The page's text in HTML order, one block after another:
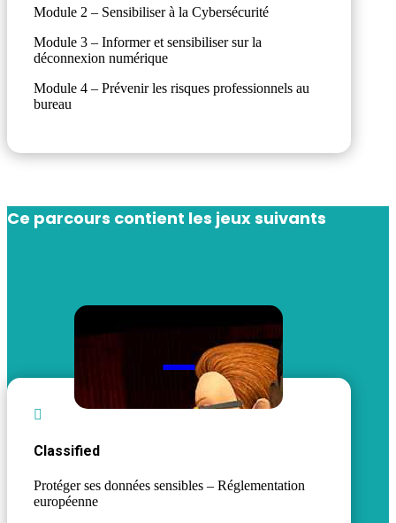
Module 2 – Sensibiliser à la Cybersécurité
Module 3 – Informer et sensibiliser sur la
déconnexion numérique
Module 4 – Prévenir les risques professionnels au
bureau
Ce parcours contient les jeux suivants

Classified
Protéger ses données sensibles – Réglementation
européenne